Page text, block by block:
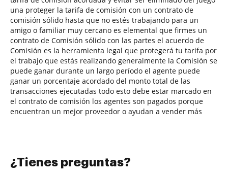
una proteger la tarifa de comisión con un contrato de
comisión sólido hasta que no estés trabajando para un
amigo o familiar muy cercano es elemental que firmes un
contrato de Comisión sólido con las partes el acuerdo de
Comisión es la herramienta legal que protegerá tu tarifa por
el trabajo que estás realizando generalmente la Comisión se
puede ganar durante un largo período el agente puede
ganar un porcentaje acordado del monto total de las
transacciones ejecutadas todo esto debe estar marcado en
el contrato de comisión los agentes son pagados porque
encuentran un mejor proveedor o ayudan a vender más
¿Tienes preguntas?